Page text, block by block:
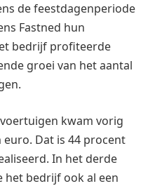
de feestdagenperiode
Fastned hun
bedrijf profiteerde
groei van het aantal
kwam vorig
Dat is 44 procent
In het derde
het bedrijf ook al een